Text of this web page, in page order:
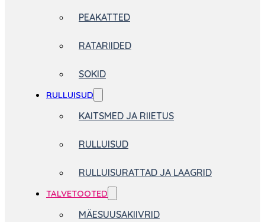
PEAKATTED
RATARIIDED
SOKID
RULLUISUD
KAITSMED JA RIIETUS
RULLUISUD
RULLUISURATTAD JA LAAGRID
TALVETOOTED
MÄESUUSAKIIVRID